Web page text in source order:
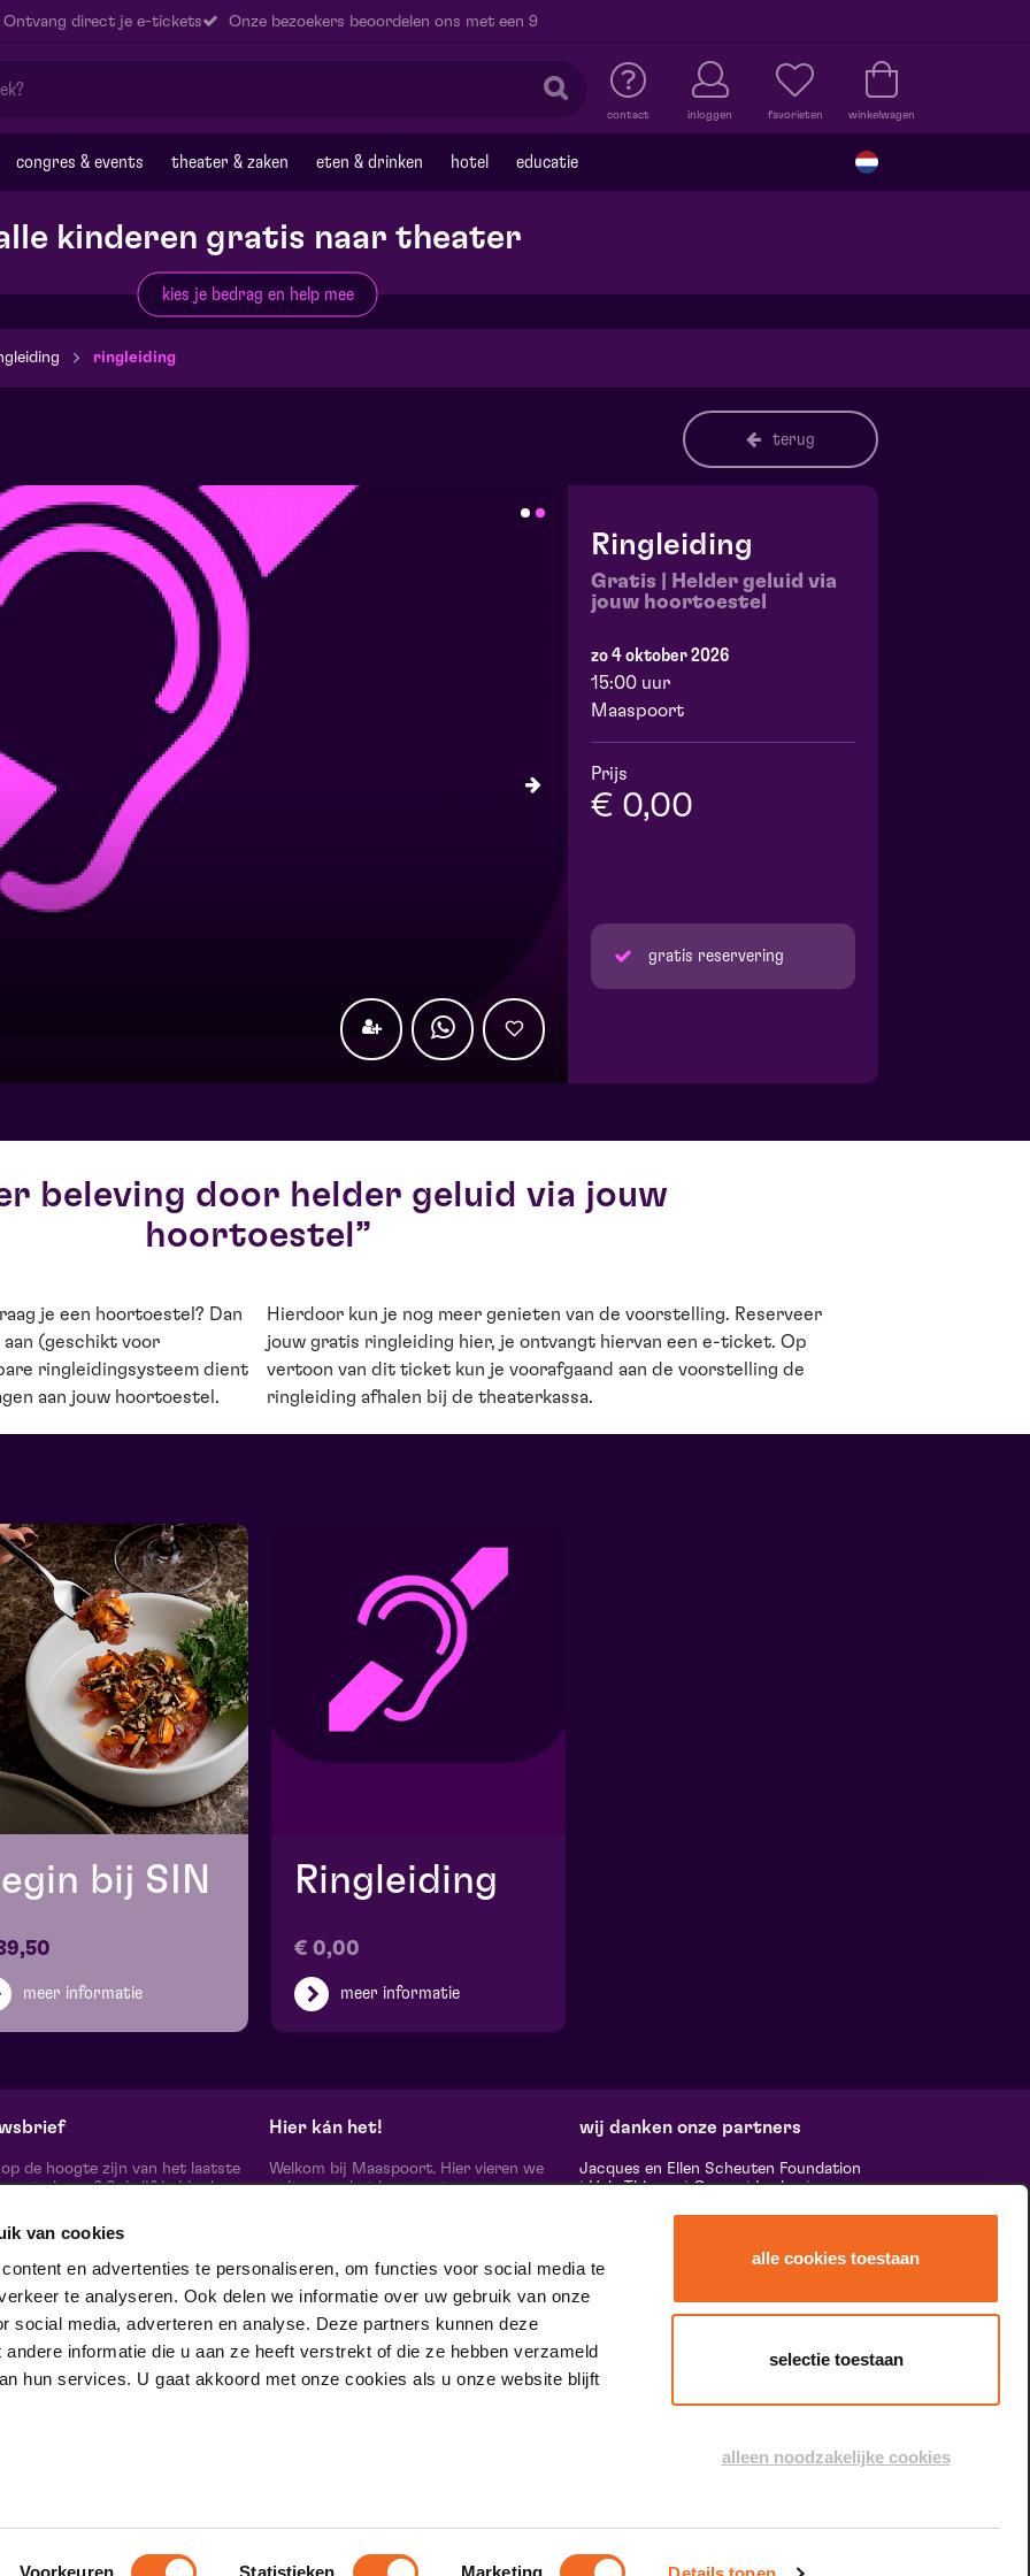
van cookies
en advertenties te personaliseren, om functies voor social media te
te analyseren. Ook delen we informatie over uw gebruik van onze
social media, adverteren en analyse. Deze partners kunnen deze
informatie die u aan ze heeft verstrekt of die ze hebben verzameld
hun services. U gaat akkoord met onze cookies als u onze website blijft
Voorkeuren Statistieken Marketing
alle cookies toestaan
selectie toestaan
alleen noodzakelijke cookies
Ontvang direct je e-tickets Onze bezoekers beoordelen ons met een 9
contact inloggen favorieten winkelwagen
congres & events theater & zaken eten & drinken hotel educatie
kinderen gratis naar theater
kies je bedrag en help mee
ringleiding
terug
Ringleiding
Gratis | Helder geluid via
jouw hoortoestel
zo 4 oktober 2026
15:00 uur
Maaspoort
Prijs
€ 0,00
gratis reservering
beleving door helder geluid via jouw
hoortoestel
je een hoortoestel? Dan
(geschikt voor
ringleidingsysteem dient
aan jouw hoortoestel.
de voorstelling. Reserveer
een e-ticket. Op
aan de voorstelling de
ringleiding afhalen bij de theaterkassa.
bij SIN
meer informatie
Ringleiding
€ 0,00
meer informatie
de hoogte zijn van het laatste
nieuws? Schrijf je hier in
schrijf je in
op
Hier kán het!
Welkom bij Maaspoort. Hier vieren we
cultuur en het leven met een
echte verschil maak je samen’.
Winnaar van de Red Dot Award Brands
& Communication Design 2024 in de
categorie Corporate Design & Identity.
wij danken onze partners
Jacques en Ellen Scheuten Foundation
|Hela Thissen|Canon|Leolux|
Vostermans Companies|Unica
speciale dank aan